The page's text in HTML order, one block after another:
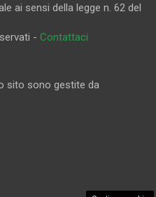
ai sensi della legge n. 62 del
- Contattaci
sito sono gestite da